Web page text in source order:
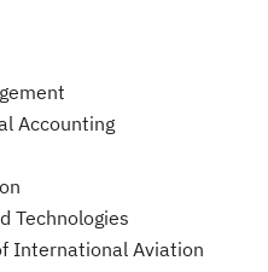
Accounting
Technologies
International Aviation